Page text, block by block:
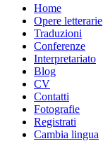
Home
Opere letterarie
Traduzioni
Conferenze
Interpretariato
Blog
CV
Contatti
Fotografie
Registrati
Cambia lingua